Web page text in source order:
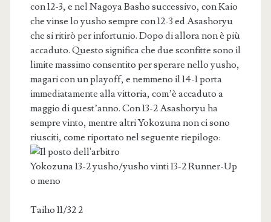
con 12-3, e nel Nagoya Basho successivo, con Kaio
che vinse lo yusho sempre con 12-3 ed Asashoryu
che si ritirò per infortunio. Dopo di allora non è più
accaduto. Questo significa che due sconfitte sono il
limite massimo consentito per sperare nello yusho,
magari con un playoff, e nemmeno il 14-1 porta
immediatamente alla vittoria, com’è accaduto a
maggio di quest’anno. Con 13-2 Asashoryu ha
sempre vinto, mentre altri Yokozuna non ci sono
riusciti, come riportato nel seguente riepilogo:
Yokozuna 13-2 yusho/yusho vinti 13-2 Runner-Up
o meno
Taiho 11/32 2